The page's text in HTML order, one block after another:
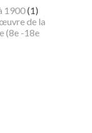
1900(1)
de la
(8e -18e